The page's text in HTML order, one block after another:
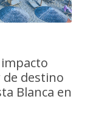
de destino
Blanca en